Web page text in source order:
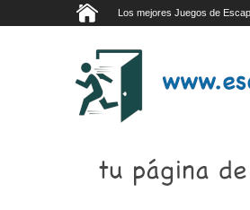
Los mejores Juegos de